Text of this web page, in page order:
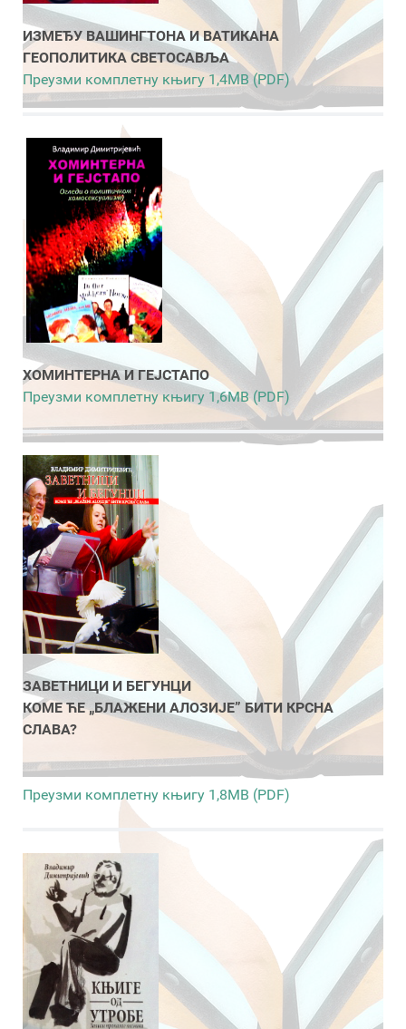
ИЗМЕЂУ ВАШИНГТОНА И ВАТИКАНА
ГЕОПОЛИТИКА СВЕТОСАВЉА
Преузми комплетну књигу 1,4MB (PDF)
ХОМИНТЕРНА И ГЕЈСТАПО
Преузми комплетну књигу 1,6MB (PDF)
ЗАВЕТНИЦИ И БЕГУНЦИ
КОМЕ ЋЕ „БЛАЖЕНИ АЛОЗИЈЕ” БИТИ КРСНА
СЛАВА?
Преузми комплетну књигу 1,8MB (PDF)